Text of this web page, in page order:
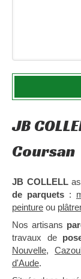
JB
Coursan
JB COLLELL
de parquets :
peinture ou
Nos artisans
travaux de
Nouvelle,
d'Aude.